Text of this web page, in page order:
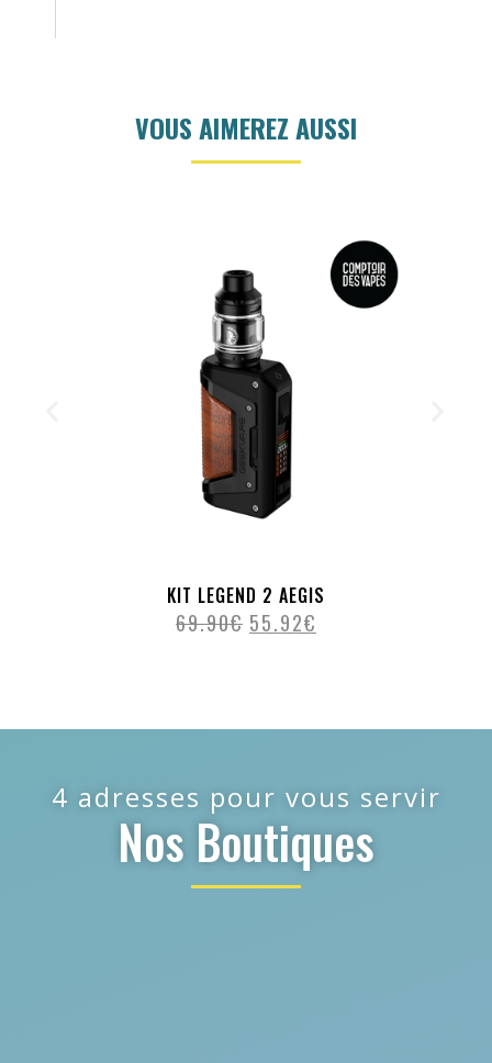
VOUS AIMEREZ AUSSI
KIT LEGEND 2 AEGIS
69.90€ 55.92€
4 adresses pour vous servir
Nos Boutiques